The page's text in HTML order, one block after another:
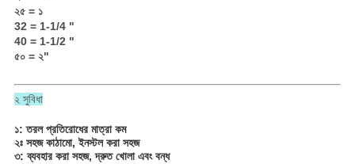
২৫ = ১
32 = 1-1/4 "
40 = 1-1/2 "
৫০ = ২"
২ সুবিধা
১: তরল প্রতিরোধের মাত্রা কম
২ঃ সহজ কাঠামো, ইনস্টল করা সহজ
৩: ব্যবহার করা সহজ, দ্রুত খোলা এবং বন্ধ